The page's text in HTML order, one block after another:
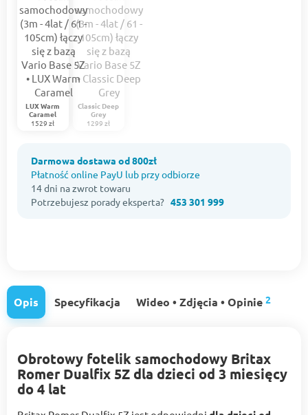
Classic Deep
Grey
1299 zł
LUX Warm
Caramel
1529 zł
Darmowa dostawa od 800zł
Płatność online PayU lub przy odbiorze
14 dni na zwrot towaru
Potrzebujesz porady eksperta? 453 301 999
Opis Specyfikacja Wideo • Zdjęcia • Opinie 2
Obrotowy fotelik samochodowy Britax
Romer Dualfix 5Z dla dzieci od 3 miesięcy
do 4 lat